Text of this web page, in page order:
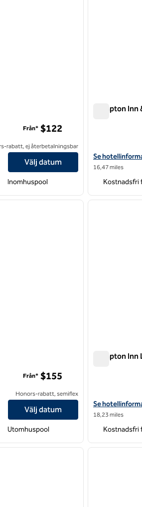
Från* $122
rabatt, ej återbetalningsbar
Välj datum
Inomhuspool
Hampton
Visa
Se
16,47 miles
Kostnadsfri
nästa bild
Från* $155
Honors-rabatt, semiflex
Välj datum
Utomhuspool
1 av 12
Hampton
Visa
Se
18,23 miles
Kostnadsfri
nästa bild1 av 12